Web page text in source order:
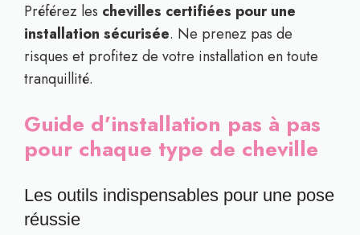
Préférez les chevilles certifiées pour une
installation sécurisée. Ne prenez pas de
risques et profitez de votre installation en toute
tranquillité.
Guide d’installation pas à pas
pour chaque type de cheville
Les outils indispensables pour une pose
réussie